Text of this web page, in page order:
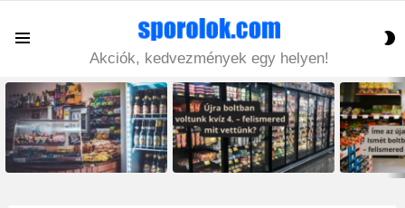
Akciók, kedvezmények egy helyen!
LATEST
STORIES